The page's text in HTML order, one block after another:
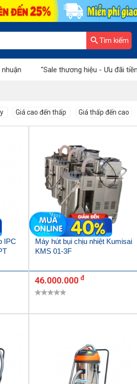
Tìm kiếm
"Sale thương hiệu - Ưu đãi tiền triệu"
Giá cao đến thấp Giá thấp đến cao
IPC
Máy hút bụi chịu nhiệt Kumisai
KMS 01-3F
46.000.000đ